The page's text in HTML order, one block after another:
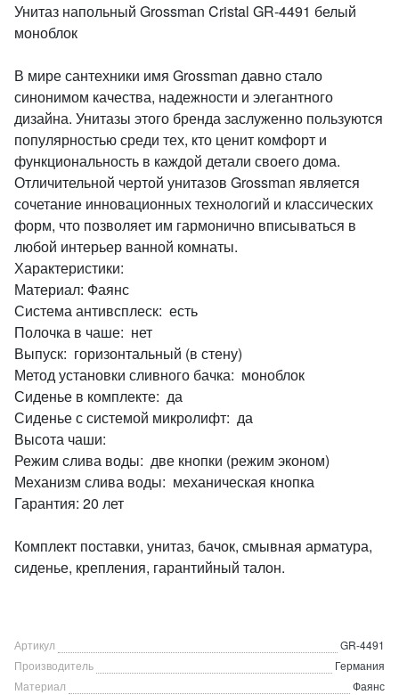
Унитаз напольный Grossman Cristal GR-4491 белый
моноблок
В мире сантехники имя Grossman давно стало
синонимом качества, надежности и элегантного
дизайна. Унитазы этого бренда заслуженно пользуются
популярностью среди тех, кто ценит комфорт и
функциональность в каждой детали своего дома.
Отличительной чертой унитазов Grossman является
сочетание инновационных технологий и классических
форм, что позволяет им гармонично вписываться в
любой интерьер ванной комнаты.
Характеристики:
Материал: Фаянс
Система антивсплеск: есть
Полочка в чаше: нет
Выпуск: горизонтальный (в стену)
Метод установки сливного бачка: моноблок
Сиденье в комплекте: да
Сиденье с системой микролифт: да
Высота чаши:
Режим слива воды: две кнопки (режим эконом)
Механизм слива воды: механическая кнопка
Гарантия: 20 лет
Комплект поставки, унитаз, бачок, смывная арматура,
сиденье, крепления, гарантийный талон.
Артикул
GR-4491
Производитель
Германия
Материал
Фаянс